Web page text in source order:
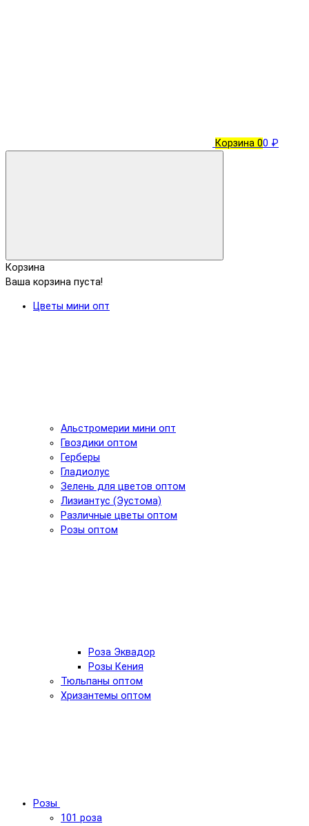
Корзина 00 ₽
Корзина
Ваша корзина пуста!
Цветы мини опт
Альстромерии мини опт
Гвоздики оптом
Герберы
Гладиолус
Зелень для цветов оптом
Лизиантус (Эустома)
Различные цветы оптом
Розы оптом
Роза Эквадор
Розы Кения
Тюльпаны оптом
Хризантемы оптом
Розы
101 роза